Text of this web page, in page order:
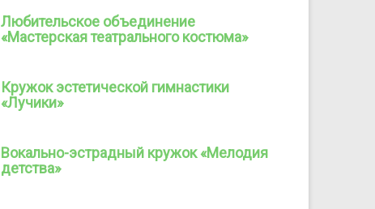
Любительское объединение
«Мастерская театрального костюма»
Кружок эстетической гимнастики
«Лучики»
Вокально-эстрадный кружок «Мелодия
детства»